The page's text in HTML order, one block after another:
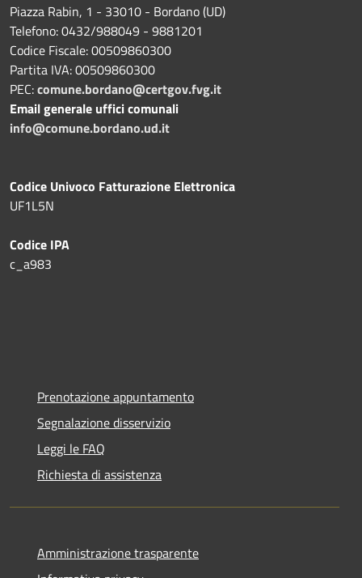
Piazza Rabin, 1 - 33010 - Bordano (UD)
Telefono: 0432/988049 - 9881201
Codice Fiscale: 00509860300
Partita IVA: 00509860300
PEC:comune.bordano@certgov.fvg.it
Email generale uffici comunali
info@comune.bordano.ud.it
Codice Univoco Fatturazione Elettronica
UF1L5N
Codice IPA
c_a983
Prenotazione appuntamento
Segnalazione disservizio
Leggi le FAQ
Richiesta di assistenza
Amministrazione trasparente